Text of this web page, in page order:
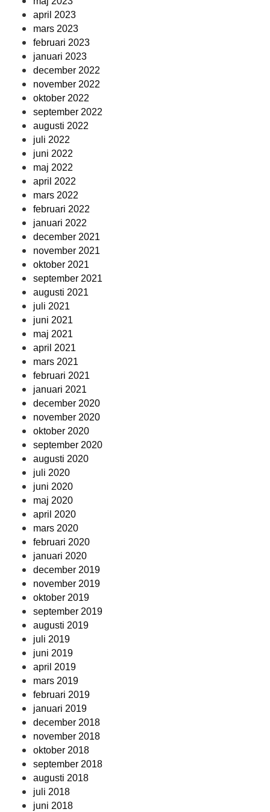
april 2023
mars 2023
februari 2023
januari 2023
december 2022
november 2022
oktober 2022
september 2022
augusti 2022
juli 2022
juni 2022
maj 2022
april 2022
mars 2022
februari 2022
januari 2022
december 2021
november 2021
oktober 2021
september 2021
augusti 2021
juli 2021
juni 2021
maj 2021
april 2021
mars 2021
februari 2021
januari 2021
december 2020
november 2020
oktober 2020
september 2020
augusti 2020
juli 2020
juni 2020
maj 2020
april 2020
mars 2020
februari 2020
januari 2020
december 2019
november 2019
oktober 2019
september 2019
augusti 2019
juli 2019
juni 2019
april 2019
mars 2019
februari 2019
januari 2019
december 2018
november 2018
oktober 2018
september 2018
augusti 2018
juli 2018
juni 2018